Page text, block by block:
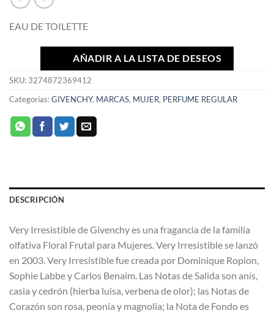
EAU DE TOILETTE
AÑADIR A LA LISTA DE DESEOS
SKU: 3274872369412
Categorías:GIVENCHY, MARCAS, MUJER, PERFUME REGULAR
DESCRIPCIÓN
Very Irresistible de Givenchy es una fragancia de la familia
olfativa Floral Frutal para Mujeres. Very Irresistible se lanzó
en 2003. Very Irresistible fue creada por Dominique Ropion,
Sophie Labbe y Carlos Benaim. Las Notas de Salida son anís,
casia y cedrón (hierba luisa, verbena de olor); las Notas de
Corazón son rosa, peonía y magnolia; la Nota de Fondo es